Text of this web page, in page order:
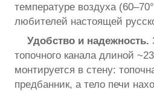
температуре воздуха
любителей настоящей
Удобство и надежность.
топочного канала длиной
монтируется в стену:
предбанник, а тело печи